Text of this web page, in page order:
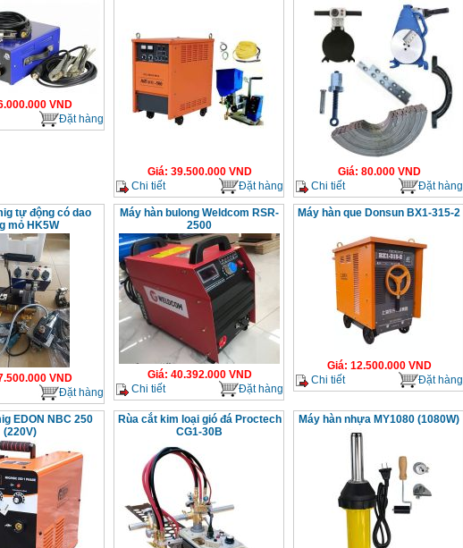
VND
Đặt hàng
Giá: 39.500.000VND
Chi tiết
Đặt hàng
Giá: 80.000VND
Chi tiết
Đặt hàng
tự động có dao
mỏ HK5W
VND
Đặt hàng
Máy hàn bulong Weldcom RSR-
2500
Giá: 40.392.000VND
Chi tiết
Đặt hàng
Máy hàn que Donsun BX1-315-2
Giá: 12.500.000VND
Chi tiết
Đặt hàng
EDON NBC 250
(220V)
Rùa cắt kim loại gió đá Proctech
CG1-30B
Máy hàn nhựa MY1080 (1080W)